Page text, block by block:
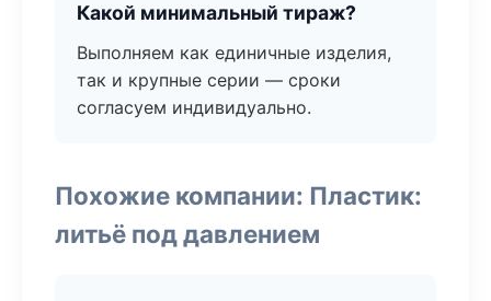
Какой минимальный тираж?
Выполняем как единичные изделия,
так и крупные серии — сроки
согласуем индивидуально.
Похожие компании: Пластик:
литьё под давлением